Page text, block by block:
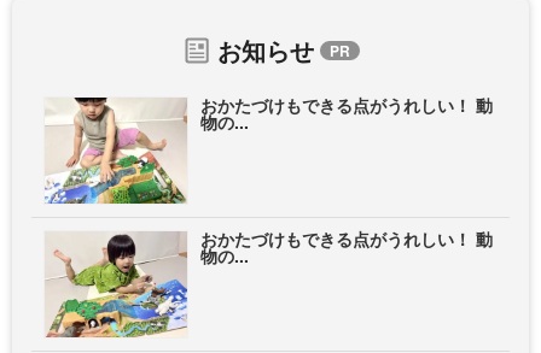
お知らせ
おかたづけもできる点がうれしい！ 動
物の...
おかたづけもできる点がうれしい！ 動
物の...